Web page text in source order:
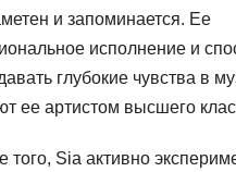
и запоминается. Ее
исполнение и
глубокие чувства в
ее артистом высшего
того, Sia активно